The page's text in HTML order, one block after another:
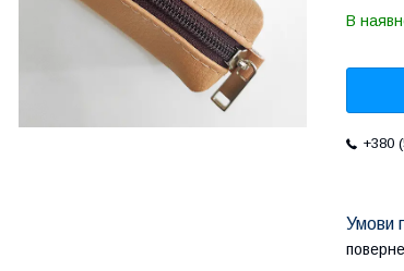
В
+380